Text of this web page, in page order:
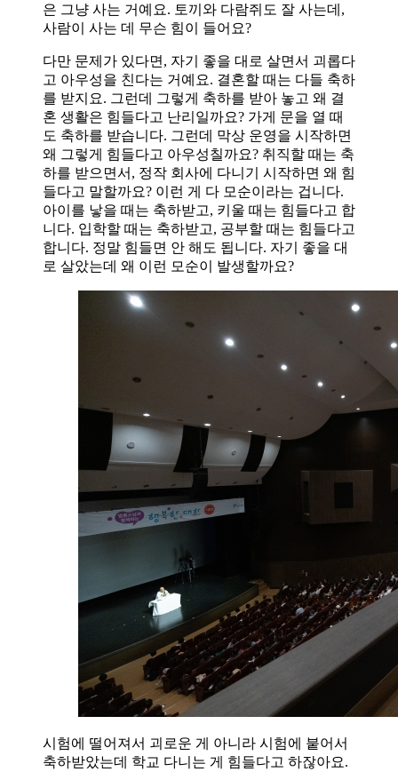
은 그냥 사는 거예요. 토끼와 다람쥐도 잘 사는데,
사람이 사는 데 무슨 힘이 들어요?
다만 문제가 있다면, 자기 좋을 대로 살면서 괴롭다
고 아우성을 친다는 거예요. 결혼할 때는 다들 축하
를 받지요. 그런데 그렇게 축하를 받아 놓고 왜 결
혼 생활은 힘들다고 난리일까요? 가게 문을 열 때
도 축하를 받습니다. 그런데 막상 운영을 시작하면
왜 그렇게 힘들다고 아우성칠까요? 취직할 때는 축
하를 받으면서, 정작 회사에 다니기 시작하면 왜 힘
들다고 말할까요? 이런 게 다 모순이라는 겁니다.
아이를 낳을 때는 축하받고, 키울 때는 힘들다고 합
니다. 입학할 때는 축하받고, 공부할 때는 힘들다고
합니다. 정말 힘들면 안 해도 됩니다. 자기 좋을 대
로 살았는데 왜 이런 모순이 발생할까요?
시험에 떨어져서 괴로운 게 아니라 시험에 붙어서
축하받았는데 학교 다니는 게 힘들다고 하잖아요.